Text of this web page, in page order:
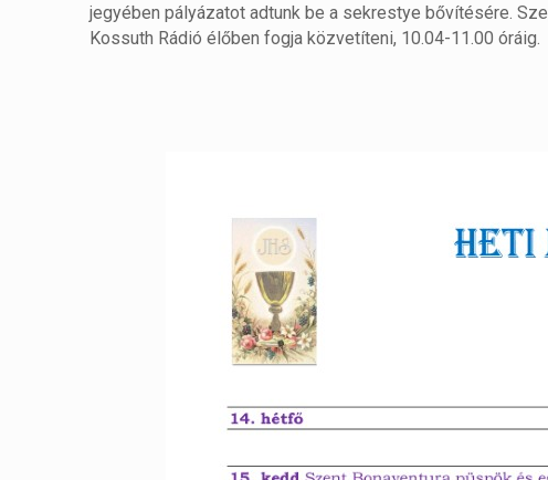
jegyében pályázatot adtunk be a sekrestye bővítésére.
Kossuth Rádió élőben fogja közvetíteni, 10.04-11.00 óráig.